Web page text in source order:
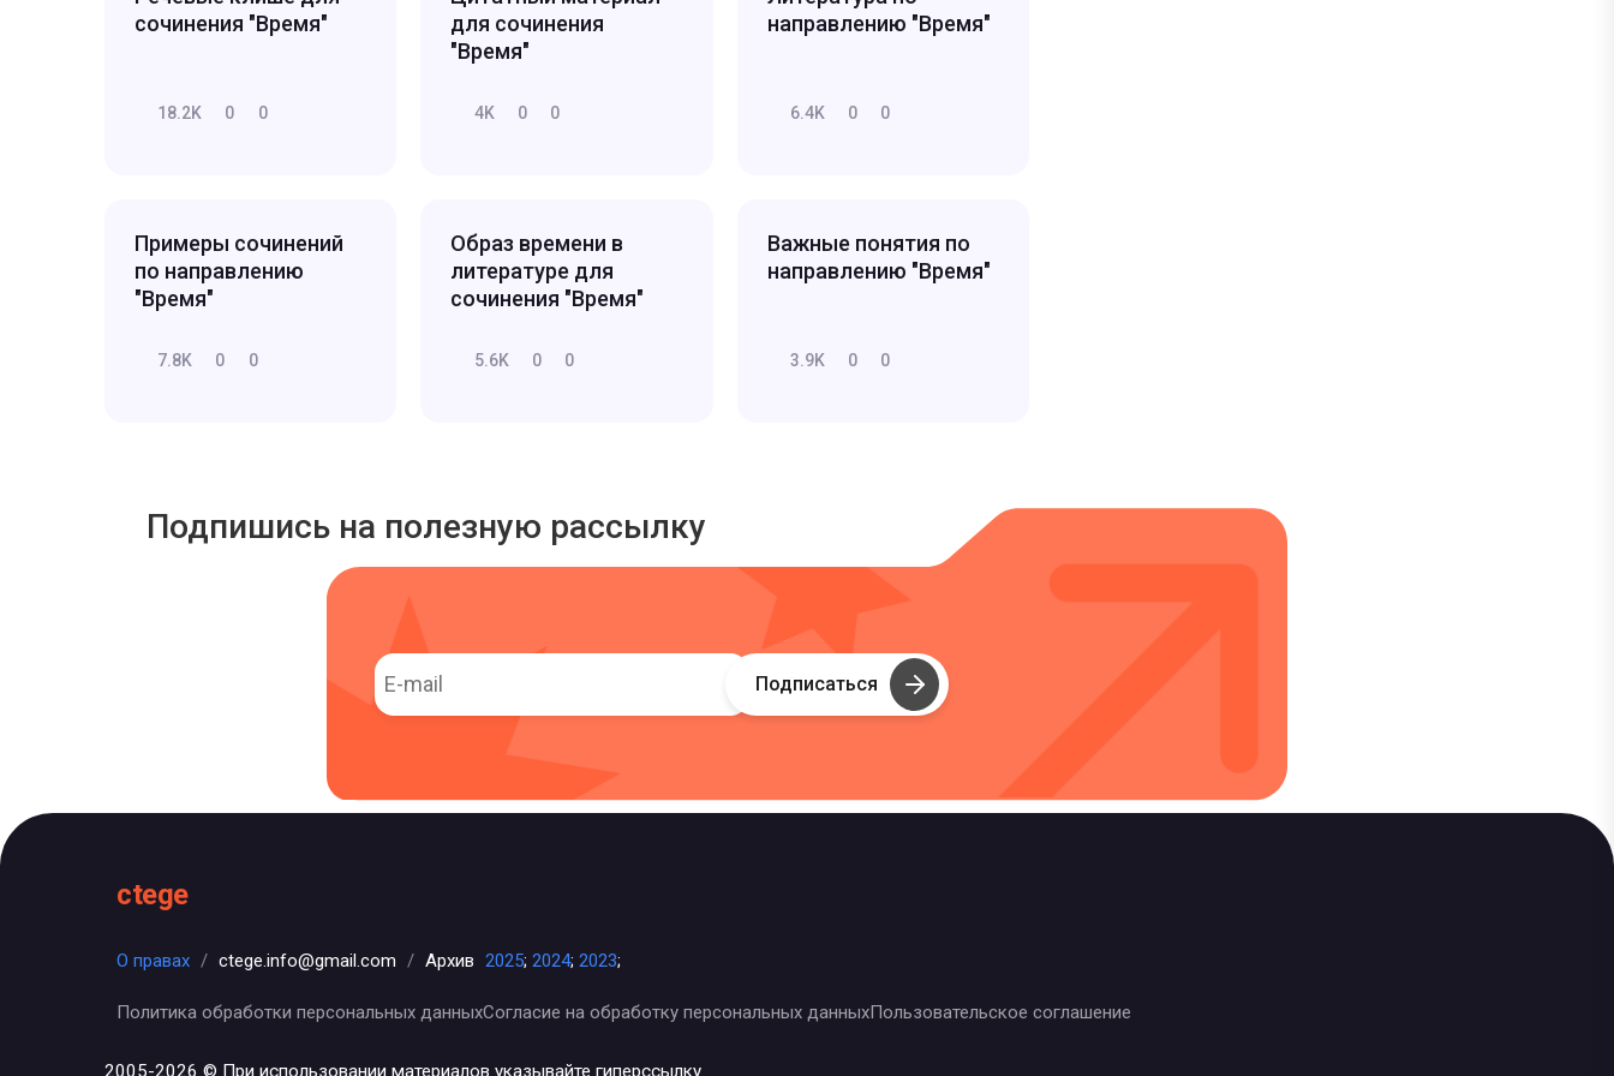
сочинения "Время"
18.2K 0 0
для сочинения
"Время"
4K 0 0
направлению "Время"
6.4K 0 0
Примеры сочинений
по направлению
"Время"
7.8K 0 0
Образ времени в
литературе для
сочинения "Время"
5.6K 0 0
Важные понятия по
направлению "Время"
3.9K 0 0
Подпишись на полезную рассылку
Подписаться
ctege
О правах / ctege.info@gmail.com / Архив 2025; 2024; 2023;
Политика обработки персональных данныхСогласие на обработку персональных данныхПользовательское соглашение
2005-2026 © При использовании материалов указывайте гиперссылку